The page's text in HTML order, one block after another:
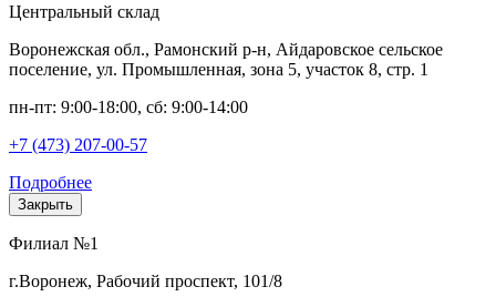
Центральный склад
Воронежская обл., Рамонский р-н, Айдаровское сельское
поселение, ул. Промышленная, зона 5, участок 8, стр. 1
пн-пт: 9:00-18:00, сб: 9:00-14:00
+7 (473) 207-00-57
Подробнее
Закрыть
Филиал №1
г.Воронеж, Рабочий проспект, 101/8